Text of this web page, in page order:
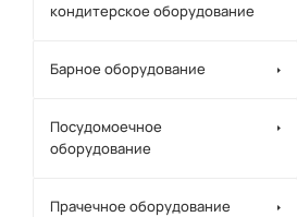
кондитерское оборудование
Барное оборудование
Посудомоечное
оборудование
Прачечное оборудование